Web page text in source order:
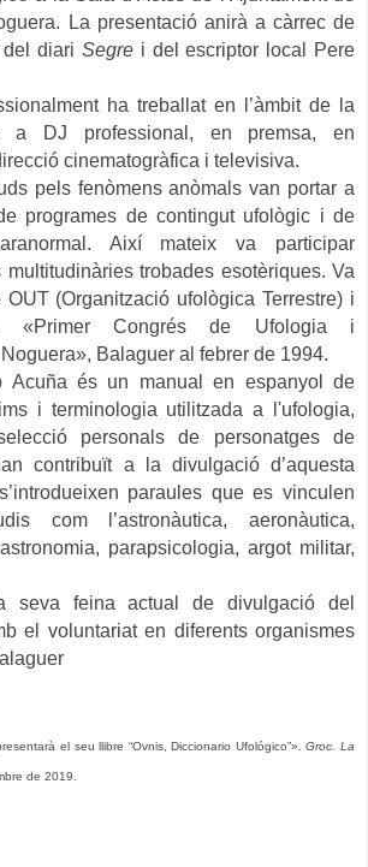
La presentació anirà a càrrec de
diari Segre i del escriptor local Pere
ha treballat en l’àmbit de la
a DJ professional, en premsa, en
cinematogràfica i televisiva.
pels fenòmens anòmals van portar a
programes de contingut ufològic i de
Així mateix va participar
trobades esotèriques. Va
(Organització ufològica Terrestre) i
«Primer Congrés de Ufologia i
Balaguer al febrer de 1994.
Acuña és un manual en espanyol de
i terminologia utilitzada a l'ufologia,
personals de personatges de
contribuït a la divulgació d’aquesta
paraules que es vinculen
com l’astronàutica, aeronàutica,
parapsicologia, argot militar,
seva feina actual de divulgació del
el voluntariat en diferents organismes
el seu llibre “Ovnis, Diccionario Ufológico”».Groc. La
de 2019.